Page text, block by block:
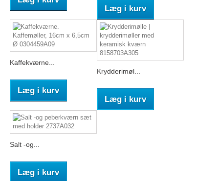
Læg i kurv
Kaffekværne...
Læg i kurv
Krydderimøl...
Læg i kurv
Salt -og...
Læg i kurv